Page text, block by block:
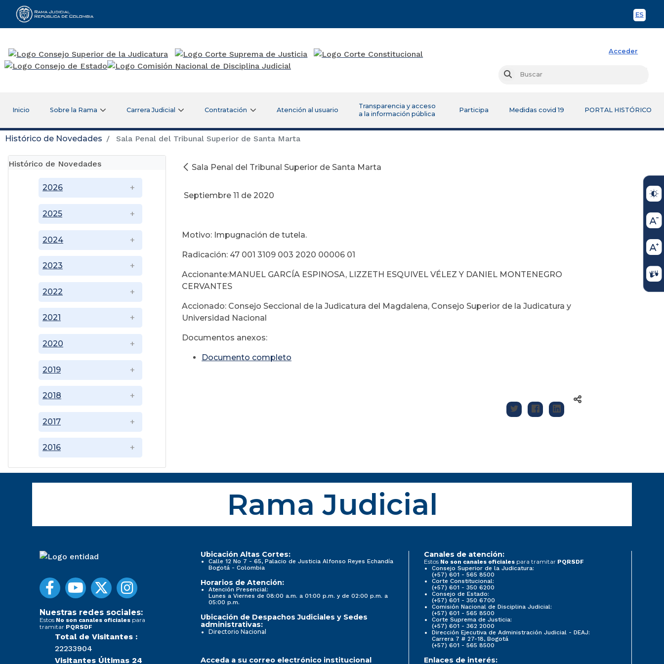
ES
Rama Judicial
Acceder
Buscar
Inicio Sobre la Rama Carrera Judicial Contratación Atención al usuario
Transparencia y acceso
a la información pública
Participa Medidas covid 19 PORTAL HISTÓRICO
Histórico de Novedades Sala Penal del Tribunal Superior de Santa Marta
Histórico de Novedades
2016
2017
2018
2019
2020
2021
2022
2023
2024
2025
2026
Sala Penal del Tribunal Superior de Santa Marta
Septiembre 11 de 2020
Motivo: Impugnación de tutela.
Radicación: 47 001 3109 003 2020 00006 01
Accionante:MANUEL GARCÍA ESPINOSA, LIZZETH ESQUIVEL VÉLEZ Y DANIEL MONTENEGRO
CERVANTES
Accionado: Consejo Seccional de la Judicatura del Magdalena, Consejo Superior de la Judicatura y
Universidad Nacional
Documentos anexos:
Documento completo
Rama Judicial
Nuestras redes sociales:
Estos No son canales oficiales para
tramitar PQRSDF
Total de Visitantes :
22233904
Visitantes Últimas 24
Ubicación Altas Cortes:
Calle 12 No 7 - 65, Palacio de Justicia Alfonso Reyes Echandía
Bogotá - Colombia
Horarios de Atención:
Atención Presencial:
Lunes a Viernes de 08:00 a.m. a 01:00 p.m. y de 02:00 p.m. a
05:00 p.m.
Ubicación de Despachos Judiciales y Sedes
administrativas:
Directorio Nacional
Canales de atención:
Estos No son canales oficiales para tramitar PQRSDF
Consejo Superior de la Judicatura:
(+57) 601 - 565 8500
Corte Constitucional:
(+57) 601 - 350 6200
Consejo de Estado:
(+57) 601 - 350 6700
Comisión Nacional de Disciplina Judicial:
(+57) 601 - 565 8500
Corte Suprema de Justicia:
(+57) 601 - 362 2000
Dirección Ejecutiva de Administración Judicial - DEAJ:
Carrera 7 # 27-18, Bogotá
(+57) 601 - 565 8500
Acceda a su correo electrónico institucional Enlaces de interés: